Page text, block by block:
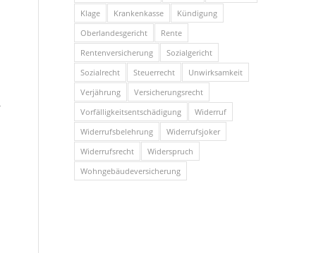
Klage
Krankenkasse
Kündigung
Oberlandesgericht
Rente
Rentenversicherung
Sozialgericht
Sozialrecht
Steuerrecht
Unwirksamkeit
Verjährung
Versicherungsrecht
Vorfälligkeitsentschädigung
Widerruf
Widerrufsbelehrung
Widerrufsjoker
Widerrufsrecht
Widerspruch
Wohngebäudeversicherung